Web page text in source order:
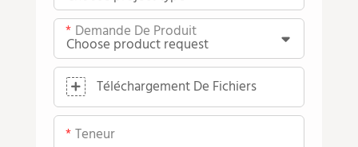
Demande De Produit
Téléchargement De Fichiers
Teneur